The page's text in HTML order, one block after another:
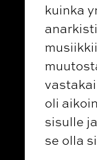
kuinka
oli
sisulle
se olla